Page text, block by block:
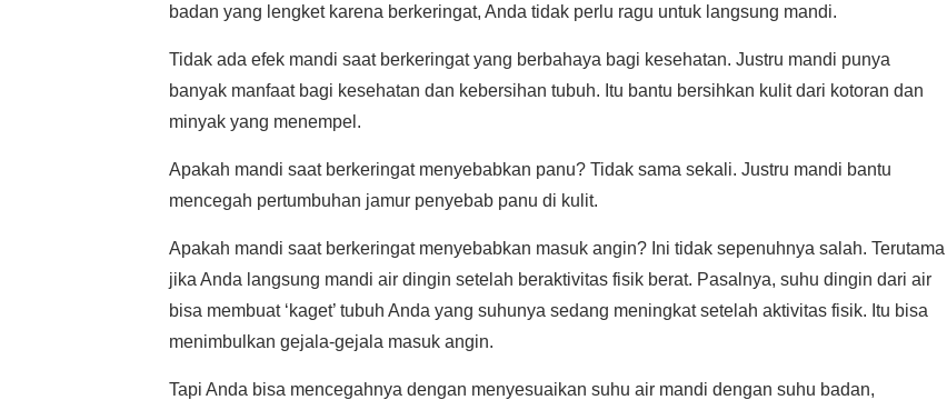
badan yang lengket karena berkeringat, Anda tidak perlu ragu untuk langsung mandi.
Tidak ada efek mandi saat berkeringat yang berbahaya bagi kesehatan. Justru mandi punya
banyak manfaat bagi kesehatan dan kebersihan tubuh. Itu bantu bersihkan kulit dari kotoran dan
minyak yang menempel.
Apakah mandi saat berkeringat menyebabkan panu? Tidak sama sekali. Justru mandi bantu
mencegah pertumbuhan jamur penyebab panu di kulit.
Apakah mandi saat berkeringat menyebabkan masuk angin? Ini tidak sepenuhnya salah. Terutama
jika Anda langsung mandi air dingin setelah beraktivitas fisik berat. Pasalnya, suhu dingin dari air
bisa membuat ‘kaget’ tubuh Anda yang suhunya sedang meningkat setelah aktivitas fisik. Itu bisa
menimbulkan gejala-gejala masuk angin.
Tapi Anda bisa mencegahnya dengan menyesuaikan suhu air mandi dengan suhu badan,